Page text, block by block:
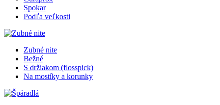
Spokar
Podľa veľkosti
Zubné nite
Bežné
S držiakom (flosspick)
Na mostíky a korunky